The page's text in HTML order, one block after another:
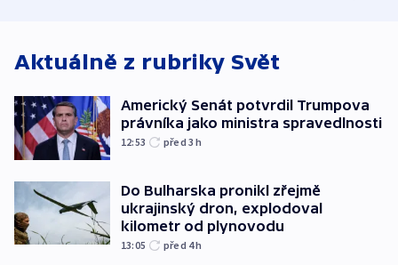
Aktuálně z rubriky Svět
Americký Senát potvrdil Trumpova
právníka jako ministra spravedlnosti
12:53 před 3h
Do Bulharska pronikl zřejmě
ukrajinský dron, explodoval
kilometr od plynovodu
13:05 před 4h